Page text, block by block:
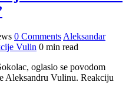
0 Comments Aleksandar
Vulin 0 min read
oglasio se povodom
Aleksandru Vulinu. Reakciju